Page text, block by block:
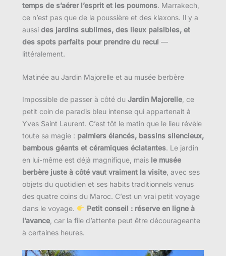
temps de s’aérer l’esprit et les poumons. Marrakech,
ce n’est pas que de la poussière et des klaxons. Il y a
aussi des jardins sublimes, des lieux paisibles, et
des spots parfaits pour prendre du recul —
littéralement.
Matinée au Jardin Majorelle et au musée berbère
Impossible de passer à côté du Jardin Majorelle , ce
petit coin de paradis bleu intense qui appartenait à
Yves Saint Laurent. C’est tôt le matin que le lieu révèle
toute sa magie : palmiers élancés, bassins silencieux,
bambous géants et céramiques éclatantes. Le jardin
en lui-même est déjà magnifique, mais le musée
berbère juste à côté vaut vraiment la visite , avec ses
objets du quotidien et ses habits traditionnels venus
des quatre coins du Maroc. C’est un vrai petit voyage
dans le voyage.
Petit conseil : réserve en ligne à
l’avance , car la file d’attente peut être décourageante
à certaines heures.